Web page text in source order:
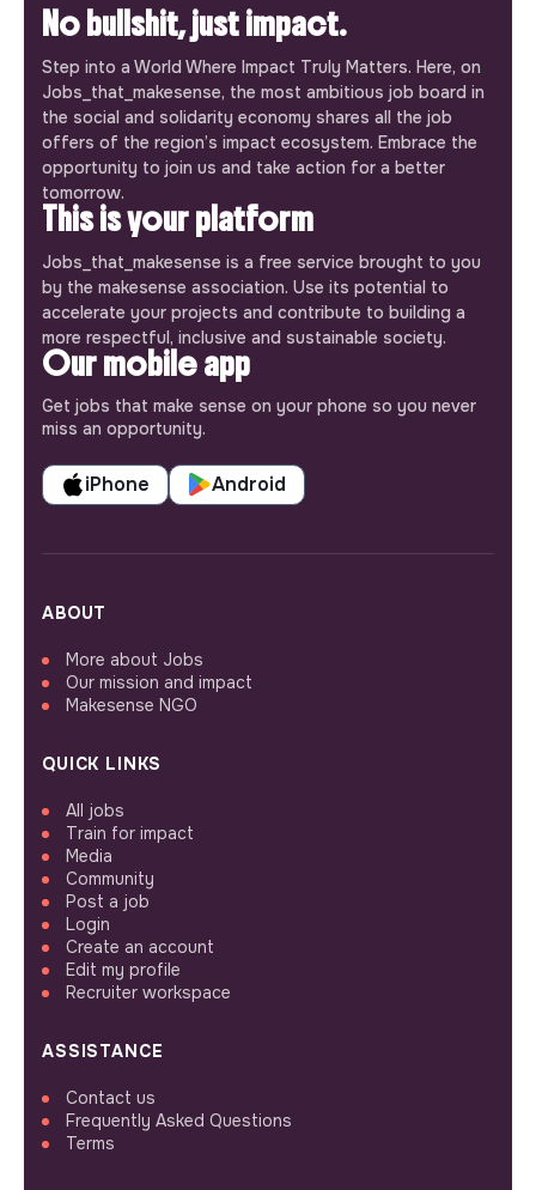
No bullshit, just impact.
Step into a World Where Impact Truly Matters. Here, on
Jobs_that_makesense, the most ambitious job board in
the social and solidarity economy shares all the job
offers of the region’s impact ecosystem. Embrace the
opportunity to join us and take action for a better
tomorrow.
This is your platform
Jobs_that_makesense is a free service brought to you
by the makesense association. Use its potential to
accelerate your projects and contribute to building a
more respectful, inclusive and sustainable society.
Our mobile app
Get jobs that make sense on your phone so you never
miss an opportunity.
iPhone Android
ABOUT
More about Jobs
Our mission and impact
Makesense NGO
QUICK LINKS
All jobs
Train for impact
Media
Community
Post a job
Login
Create an account
Edit my profile
Recruiter workspace
ASSISTANCE
Contact us
Frequently Asked Questions
Terms